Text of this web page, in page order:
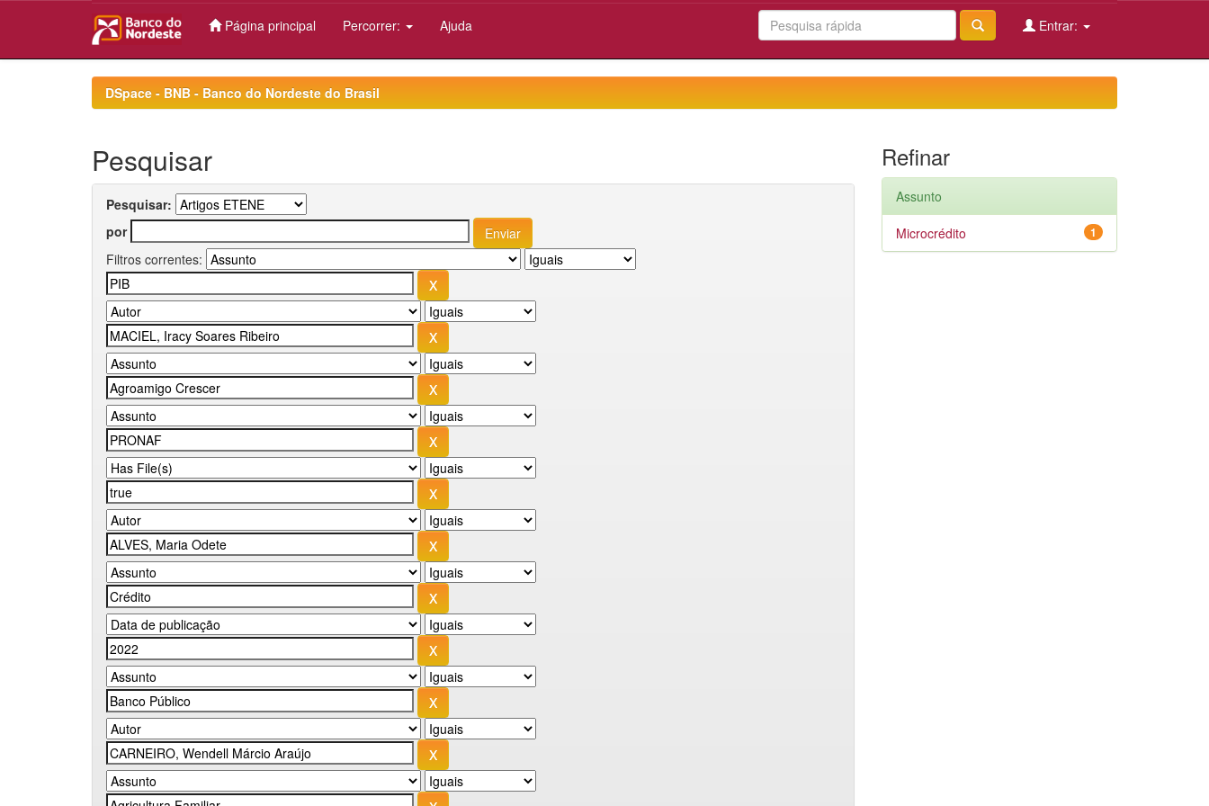
Página principal Percorrer: Ajuda Entrar:
DSpace - BNB - Banco do Nordeste do Brasil
Pesquisar
Pesquisar:
por
Filtros correntes:
Refinar
Assunto
1
Microcrédito